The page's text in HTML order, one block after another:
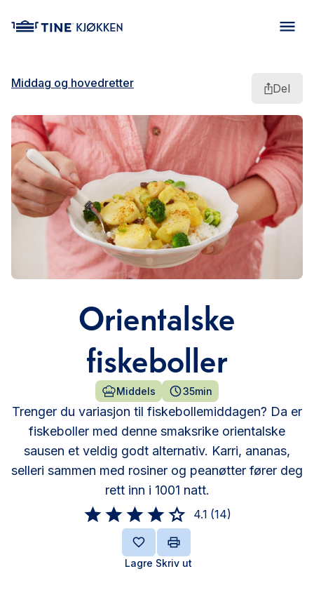
Middag og hovedretter Del
Orientalske
fiskeboller
Middels 35min
Trenger du variasjon til fiskebollemiddagen? Da er
fiskeboller med denne smaksrike orientalske
sausen et veldig godt alternativ. Karri, ananas,
selleri sammen med rosiner og peanøtter fører deg
rett inn i 1001 natt.
4.1 (14)
Lagre Skriv ut